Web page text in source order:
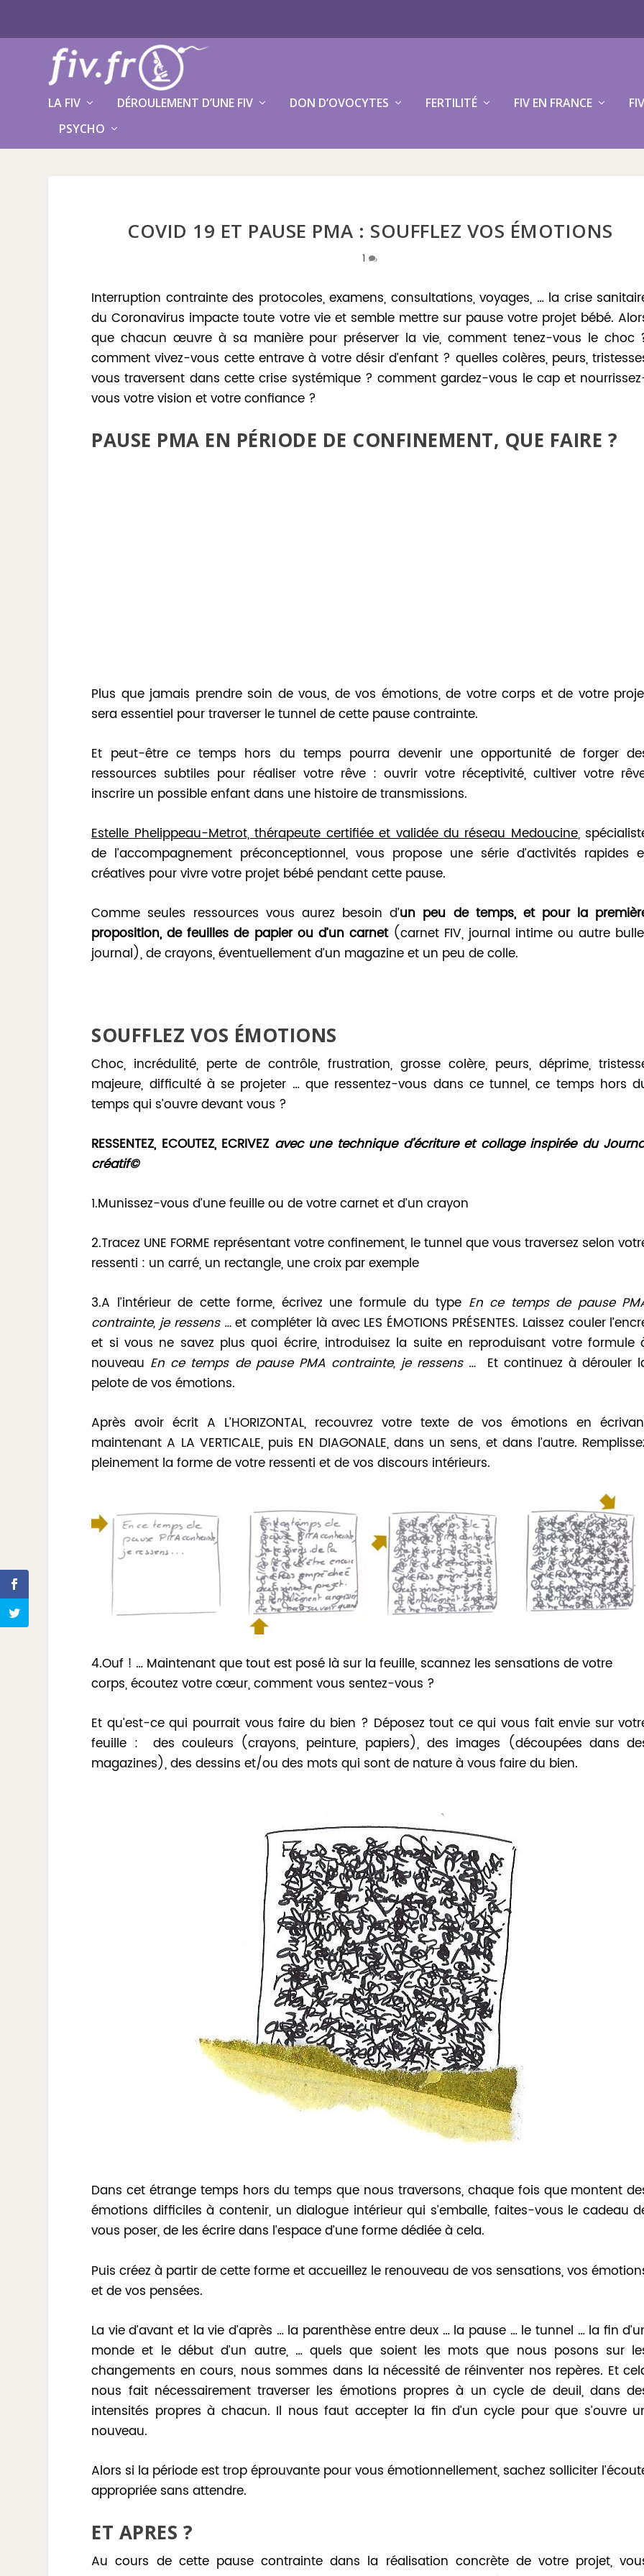
LA FIV DÉROULEMENT D’UNE FIV DON D’OVOCYTES FERTILITÉ FIV EN FRANCE
PSYCHO
COVID 19 ET PAUSE PMA : SOUFFLEZ VOS ÉMOTIONS
1
Interruption contrainte des protocoles, examens, consultations, voyages, … la crise
du Coronavirus impacte toute votre vie et semble mettre sur pause votre projet bébé.
que chacun œuvre à sa manière pour préserver la vie, comment tenez-vous le choc
comment vivez-vous cette entrave à votre désir d’enfant ? quelles colères, peurs,
vous traversent dans cette crise systémique ? comment gardez-vous le cap et
vous votre vision et votre confiance ?
PAUSE PMA EN PÉRIODE DE CONFINEMENT, QUE FAIRE ?
Plus que jamais prendre soin de vous, de vos émotions, de votre corps et de votre
sera essentiel pour traverser le tunnel de cette pause contrainte.
Et peut-être ce temps hors du temps pourra devenir une opportunité de forger
ressources subtiles pour réaliser votre rêve : ouvrir votre réceptivité, cultiver votre
inscrire un possible enfant dans une histoire de transmissions.
Estelle Phelippeau-Metrot,thérapeute certifiée et validée du réseau Medoucine,
de l’accompagnement préconceptionnel, vous propose une série d’activités rapides
créatives pour vivre votre projet bébé pendant cette pause.
Comme seules ressources vous aurez besoin d’un peu de temps, et pour la
proposition, de feuilles de papier ou d’un carnet(carnet FIV, journal intime ou autre
journal), de crayons, éventuellement d’un magazine et un peu de colle.
SOUFFLEZ VOS ÉMOTIONS
Choc, incrédulité, perte de contrôle, frustration, grosse colère, peurs, déprime,
majeure, difficulté à se projeter … que ressentez-vous dans ce tunnel, ce temps hors
temps qui s’ouvre devant vous ?
RESSENTEZ, ECOUTEZ, ECRIVEZ avec une technique d’écriture et collage inspirée du
créatif©
1.Munissez-vous d’une feuille ou de votre carnet et d’un crayon
2.Tracez UNE FORME représentant votre confinement, le tunnel que vous traversez selon
ressenti : un carré, un rectangle, une croix par exemple
3.A l’intérieur de cette forme, écrivez une formule du type En ce temps de pause
contrainte, je ressens …et compléter là avec LES ÉMOTIONS PRÉSENTES. Laissez couler
et si vous ne savez plus quoi écrire, introduisez la suite en reproduisant votre formule
nouveau En ce temps de pause PMA contrainte, je ressens … Et continuez à dérouler
pelote de vos émotions.
Après avoir écrit A L’HORIZONTAL, recouvrez votre texte de vos émotions en
maintenant A LA VERTICALE, puis EN DIAGONALE, dans un sens, et dans l’autre.
pleinement la forme de votre ressenti et de vos discours intérieurs.
4.Ouf ! … Maintenant que tout est posé là sur la feuille, scannez les sensations de votre
corps, écoutez votre cœur, comment vous sentez-vous ?
Et qu’est-ce qui pourrait vous faire du bien ? Déposez tout ce qui vous fait envie sur
feuille : des couleurs (crayons, peinture, papiers), des images (découpées dans
magazines), des dessins et/ou des mots qui sont de nature à vous faire du bien.
Dans cet étrange temps hors du temps que nous traversons, chaque fois que montent
émotions difficiles à contenir, un dialogue intérieur qui s’emballe, faites-vous le cadeau
vous poser, de les écrire dans l’espace d’une forme dédiée à cela.
Puis créez à partir de cette forme et accueillez le renouveau de vos sensations, vos
et de vos pensées.
La vie d’avant et la vie d’après … la parenthèse entre deux … la pause … le tunnel … la fin
monde et le début d’un autre, … quels que soient les mots que nous posons sur
changements en cours, nous sommes dans la nécessité de réinventer nos repères. Et
nous fait nécessairement traverser les émotions propres à un cycle de deuil, dans
intensités propres à chacun. Il nous faut accepter la fin d’un cycle pour que s’ouvre
nouveau.
Alors si la période est trop éprouvante pour vous émotionnellement, sachez solliciter
appropriée sans attendre.
ET APRES ?
Au cours de cette pause contrainte dans la réalisation concrète de votre projet,